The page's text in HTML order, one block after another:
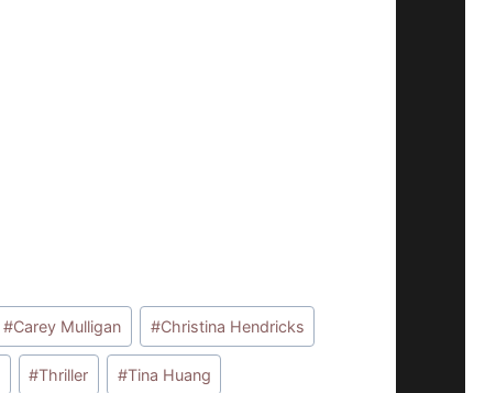
#Carey Mulligan #Christina Hendricks
#Thriller #Tina Huang